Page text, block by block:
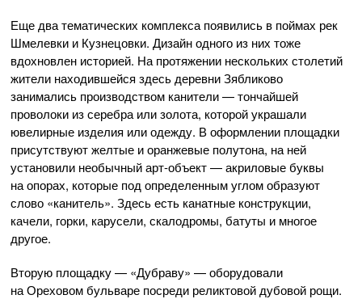
Еще два тематических комплекса появились в поймах рек
Шмелевки и Кузнецовки. Дизайн одного из них тоже
вдохновлен историей. На протяжении нескольких столетий
жители находившейся здесь деревни Зябликово
занимались производством канители — тончайшей
проволоки из серебра или золота, которой украшали
ювелирные изделия или одежду. В оформлении площадки
присутствуют желтые и оранжевые полутона, на ней
установили необычный арт-объект — акриловые буквы
на опорах, которые под определенным углом образуют
слово «канитель». Здесь есть канатные конструкции,
качели, горки, карусели, скалодромы, батуты и многое
другое.
Вторую площадку — «Дубраву» — оборудовали
на Ореховом бульваре посреди реликтовой дубовой рощи.